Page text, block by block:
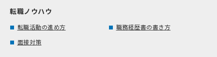
転職ノウハウ
転職活動の進め方
職務経歴書の書き方
面接対策